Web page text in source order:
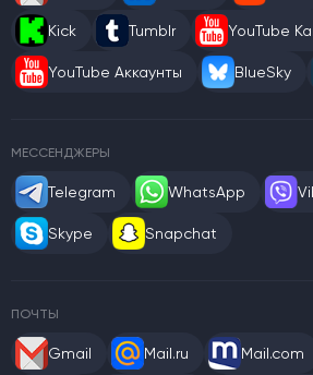
Kick Tumblr YouTube
YouTube Аккаунты BlueSky
МЕССЕНДЖЕРЫ
Telegram WhatsApp
Skype Snapchat
ПОЧТЫ
Gmail Mail.ru Mail.com